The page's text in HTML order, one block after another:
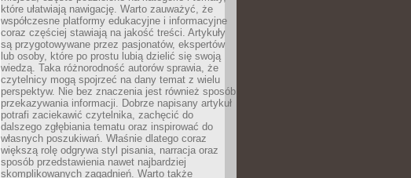
które ułatwiają nawigację. Warto zauważyć, że
współczesne platformy edukacyjne i informacyjne
coraz częściej stawiają na jakość treści. Artykuły
są przygotowywane przez pasjonatów, ekspertów
lub osoby, które po prostu lubią dzielić się swoją
wiedzą. Taka różnorodność autorów sprawia, że
czytelnicy mogą spojrzeć na dany temat z wielu
perspektyw. Nie bez znaczenia jest również sposób
przekazywania informacji. Dobrze napisany artykuł
potrafi zaciekawić czytelnika, zachęcić do
dalszego zgłębiania tematu oraz inspirować do
własnych poszukiwań. Właśnie dlatego coraz
większą rolę odgrywa styl pisania, narracja oraz
sposób przedstawienia nawet najbardziej
skomplikowanych zagadnień. Warto także